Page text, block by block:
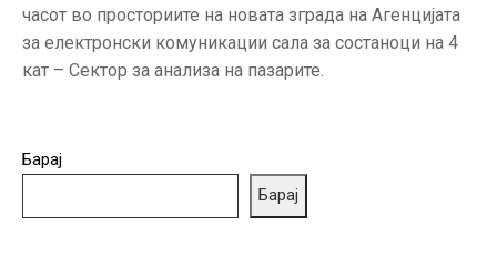
ЈАВНИ
НАБАВКИ
часот во просториите на новата зграда на Агенцијата
за електронски комуникации сала за состаноци на 4
кат – Сектор за анализа на пазарите.
Барај
Барај